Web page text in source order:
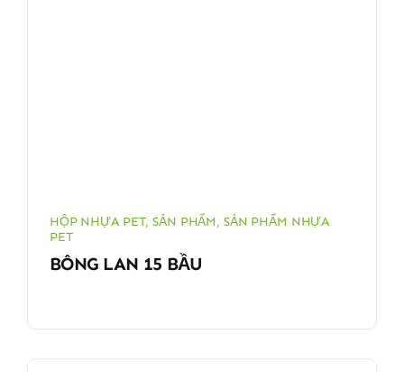
HỘP NHỰA PET,SẢN PHẨM, SẢN PHẨM NHỰA
PET
BÔNG LAN 15 BẦU